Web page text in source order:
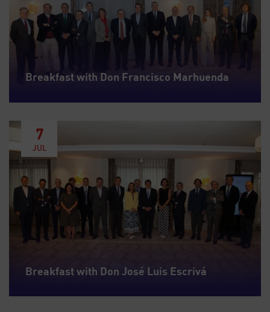
Breakfast with Don Francisco Marhuenda
7
JUL
Breakfast with Don José Luis Escrivá